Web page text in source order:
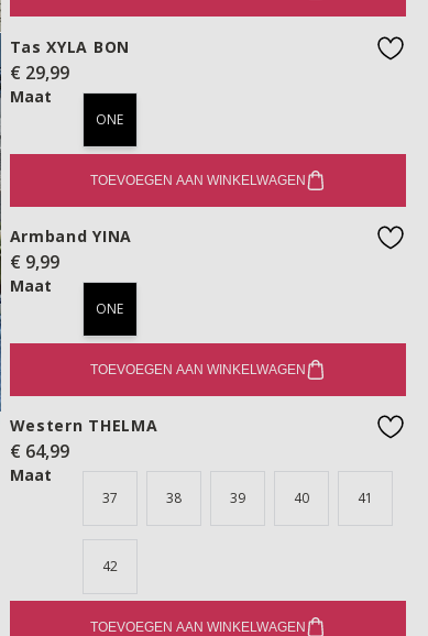
Tas XYLA BON
€ 29,99
Maat
ONE
TOEVOEGEN AAN WINKELWAGEN
Armband YINA
€ 9,99
Maat
ONE
TOEVOEGEN AAN WINKELWAGEN
Western THELMA
€ 64,99
Maat
37 38 39 40 41
42
TOEVOEGEN AAN WINKELWAGEN